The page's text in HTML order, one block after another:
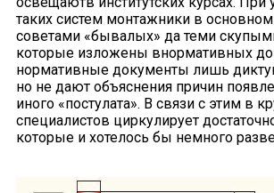
таких систем монтажники в
советами «бывалых» да теми
которые изложены внормативных
нормативные документы лишь
но не дают объяснения причин
иного «постулата». В связи с этим в
специалистов циркулирует
которые и хотелось бы немного